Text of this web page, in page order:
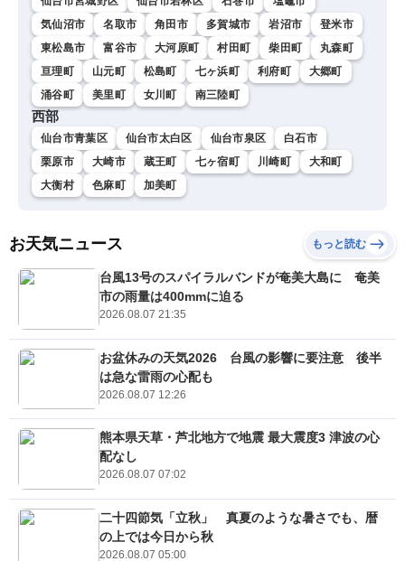
気仙沼市
名取市 角田市 多賀城市 岩沼市
登米市
東松島市
富谷市 大河原町 村田町 柴田町
丸森町
亘理町
山元町 松島町 七ヶ浜町 利府町
大郷町
涌谷町
美里町 女川町 南三陸町
西部
仙台市青葉区 仙台市太白区 仙台市泉区
白石市
栗原市
大崎市 蔵王町 七ヶ宿町 川崎町
大和町
大衡村
色麻町 加美町
お天気ニュース もっと読む
台風13号のスパイラルバンドが奄美大島に 奄美
市の雨量は400mmに迫る
2026.08.07 21:35
お盆休みの天気2026 台風の影響に要注意 後半
は急な雷雨の心配も
2026.08.07 12:26
熊本県天草・芦北地方で地震 最大震度3 津波の心
配なし
2026.08.07 07:02
二十四節気「立秋」 真夏のような暑さでも、暦
の上では今日から秋
2026.08.07 05:00